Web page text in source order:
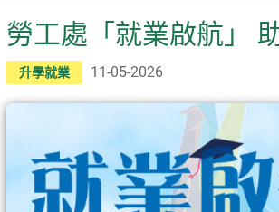
勞工處「就業啟航」
升學就業 11-05-2026